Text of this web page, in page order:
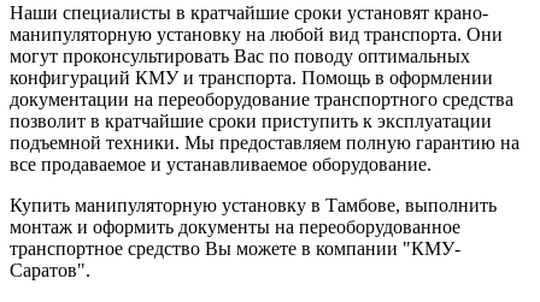
Наши специалисты в кратчайшие сроки установят крано-
манипуляторную установку на любой вид транспорта. Они
могут проконсультировать Вас по поводу оптимальных
конфигураций КМУ и транспорта. Помощь в оформлении
документации на переоборудование транспортного средства
позволит в кратчайшие сроки приступить к эксплуатации
подъемной техники. Мы предоставляем полную гарантию на
все продаваемое и устанавливаемое оборудование.
Купить манипуляторную установку в Тамбове, выполнить
монтаж и оформить документы на переоборудованное
транспортное средство Вы можете в компании "КМУ-
Саратов".